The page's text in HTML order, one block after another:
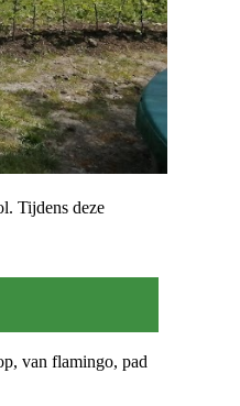
Tijdens deze
van flamingo, pad